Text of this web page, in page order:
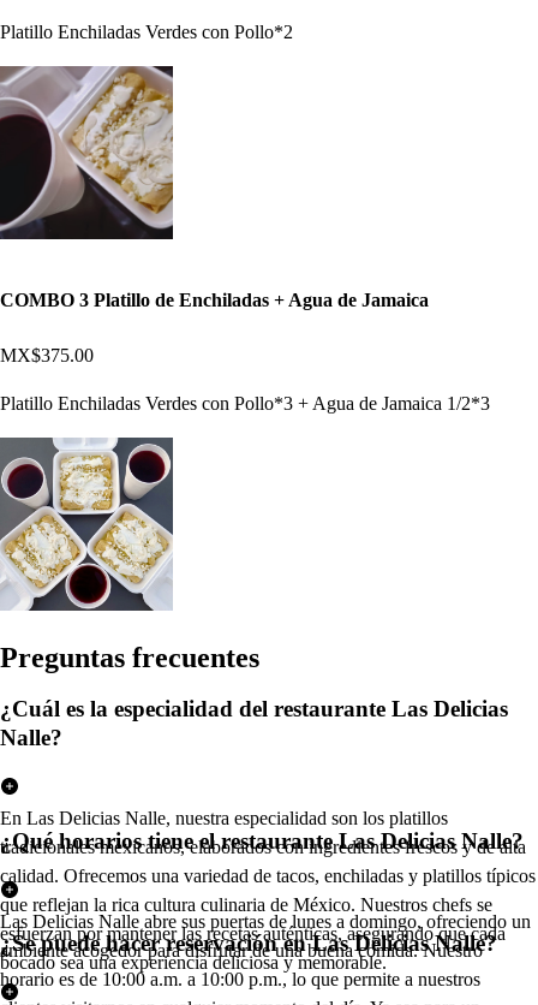
Platillo Enchiladas Verdes con Pollo*2
COMBO 3 Platillo de Enchiladas + Agua de Jamaica
MX$375.00
Platillo Enchiladas Verdes con Pollo*3 + Agua de Jamaica 1/2*3
Preguntas frecuentes
¿Cuál es la especialidad del restaurante Las Delicias
Nalle?
En Las Delicias Nalle, nuestra especialidad son los platillos
tradicionales mexicanos, elaborados con ingredientes frescos y de alta
calidad. Ofrecemos una variedad de tacos, enchiladas y platillos típicos
que reflejan la rica cultura culinaria de México. Nuestros chefs se
esfuerzan por mantener las recetas auténticas, asegurando que cada
bocado sea una experiencia deliciosa y memorable.
¿Qué horarios tiene el restaurante Las Delicias Nalle?
Las Delicias Nalle abre sus puertas de lunes a domingo, ofreciendo un
ambiente acogedor para disfrutar de una buena comida. Nuestro
horario es de 10:00 a.m. a 10:00 p.m., lo que permite a nuestros
¿Se puede hacer reservación en Las Delicias Nalle?